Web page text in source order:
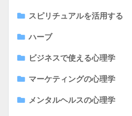
スピリチュアルを活用する
ハーブ
ビジネスで使える心理学
マーケティングの心理学
メンタルヘルスの心理学